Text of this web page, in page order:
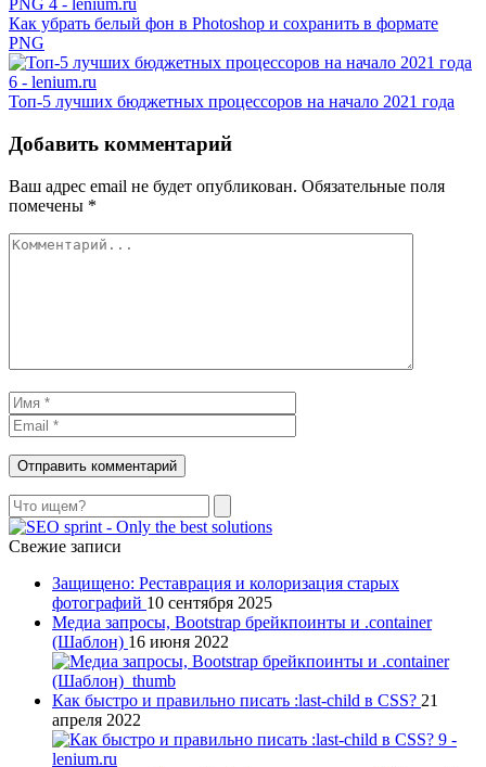
Как убрать белый фон в Photoshop и сохранить в формате
PNG
Топ-5 лучших бюджетных процессоров на начало 2021 года
Добавить комментарий
Ваш адрес email не будет опубликован. Обязательные поля
помечены *
Поиск
Свежие записи
Защищено: Реставрация и колоризация старых
фотографий 10 сентября 2025
Медиа запросы, Bootstrap брейкпоинты и .container
(Шаблон) 16 июня 2022
Как быстро и правильно писать :last-child в CSS? 21
апреля 2022